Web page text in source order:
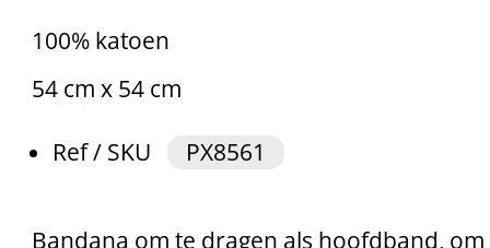
100% katoen
54 cm x 54 cm
Ref / SKU PX8561
Bandana om te dragen als hoofdband,